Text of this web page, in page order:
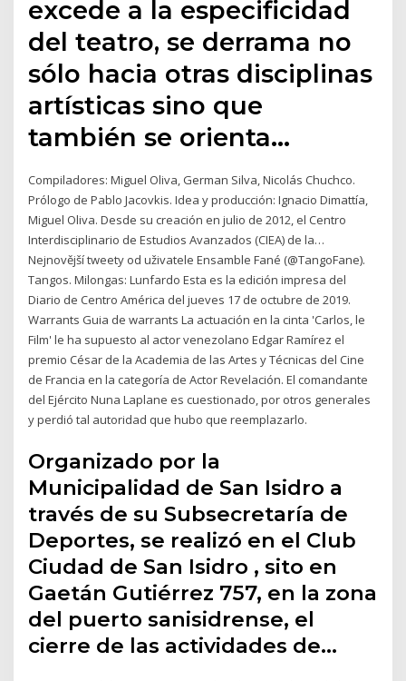
excede a la especificidad
del teatro, se derrama no
sólo hacia otras disciplinas
artísticas sino que
también se orienta…
Compiladores: Miguel Oliva, German Silva, Nicolás Chuchco.
Prólogo de Pablo Jacovkis. Idea y producción: Ignacio Dimattía,
Miguel Oliva. Desde su creación en julio de 2012, el Centro
Interdisciplinario de Estudios Avanzados (CIEA) de la…
Nejnovější tweety od uživatele Ensamble Fané (@TangoFane).
Tangos. Milongas: Lunfardo Esta es la edición impresa del
Diario de Centro América del jueves 17 de octubre de 2019.
Warrants Guia de warrants La actuación en la cinta 'Carlos, le
Film' le ha supuesto al actor venezolano Edgar Ramírez el
premio César de la Academia de las Artes y Técnicas del Cine
de Francia en la categoría de Actor Revelación. El comandante
del Ejército Nuna Laplane es cuestionado, por otros generales
y perdió tal autoridad que hubo que reemplazarlo.
Organizado por la
Municipalidad de San Isidro a
través de su Subsecretaría de
Deportes, se realizó en el Club
Ciudad de San Isidro , sito en
Gaetán Gutiérrez 757, en la zona
del puerto sanisidrense, el
cierre de las actividades de…